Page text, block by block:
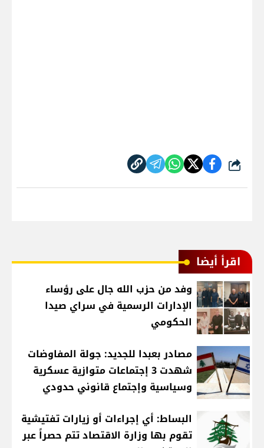
شارك
اقرأ أيضا
وفد من حزب الله جال على رؤساء
الإدارات الرسمية في سراي صيدا
الحكومي
مصادر بعبدا للجديد: جولة المفاوضات
شهدت 3 إجتماعات متوازية عسكرية
وسياسية وإجتماع قانوني حدودي
البساط: أي إجراءات أو زيارات تفتيشية
تقوم بها وزارة الاقتصاد تتم حصراً عبر